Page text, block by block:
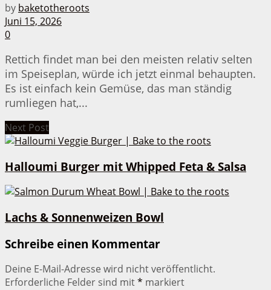
by baketotheroots
Juni 15, 2026
0
Rettich findet man bei den meisten relativ selten
im Speiseplan, würde ich jetzt einmal behaupten.
Es ist einfach kein Gemüse, das man ständig
rumliegen hat,...
Next Post
Halloumi Burger mit Whipped Feta & Salsa
Lachs & Sonnenweizen Bowl
Schreibe einen Kommentar
Deine E-Mail-Adresse wird nicht veröffentlicht.
Erforderliche Felder sind mit* markiert